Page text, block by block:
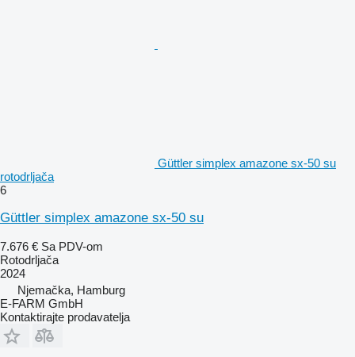
Güttler simplex amazone sx-50 su
rotodrljača
6
Güttler simplex amazone sx-50 su
7.676 € Sa PDV-om
Rotodrljača
2024
Njemačka, Hamburg
E-FARM GmbH
Kontaktirajte prodavatelja